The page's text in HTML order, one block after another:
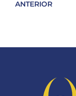
ANTERIOR